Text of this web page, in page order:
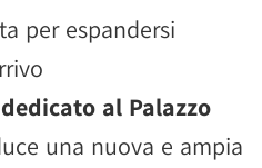
per espandersi
al Palazzo
una nuova e ampia